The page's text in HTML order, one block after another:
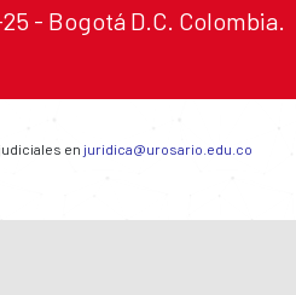
- Bogotá D.C. Colombia.
en juridica@urosario.edu.co